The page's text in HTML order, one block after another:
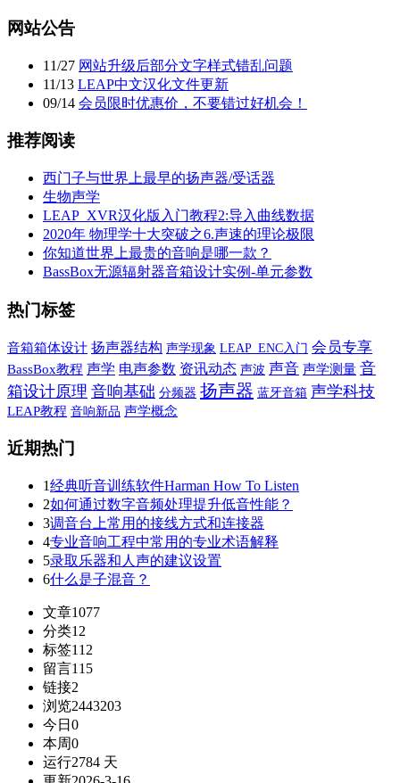
网站公告
11/27 网站升级后部分文字样式错乱问题
11/13 LEAP中文汉化文件更新
09/14 会员限时优惠价，不要错过好机会！
推荐阅读
西门子与世界上最早的扬声器/受话器
生物声学
LEAP_XVR汉化版入门教程2:导入曲线数据
2020年 物理学十大突破之6.声速的理论极限
你知道世界上最贵的音响是哪一款？
BassBox无源辐射器音箱设计实例-单元参数
热门标签
音箱箱体设计 扬声器结构 声学现象 LEAP_ENC入门 会员专享
BassBox教程 声学 电声参数 资讯动态 声波 声音 声学测量 音
箱设计原理 音响基础 分频器 扬声器 蓝牙音箱 声学科技
LEAP教程 音响新品 声学概念
近期热门
1经典听音训练软件Harman How To Listen
2如何通过数字音频处理提升低音性能？
3调音台上常用的接线方式和连接器
4专业音响工程中常用的专业术语解释
5录取乐器和人声的建议设置
6什么是子混音？
文章1077
分类12
标签112
留言115
链接2
浏览2443203
今日 0
本周0
运行2784 天